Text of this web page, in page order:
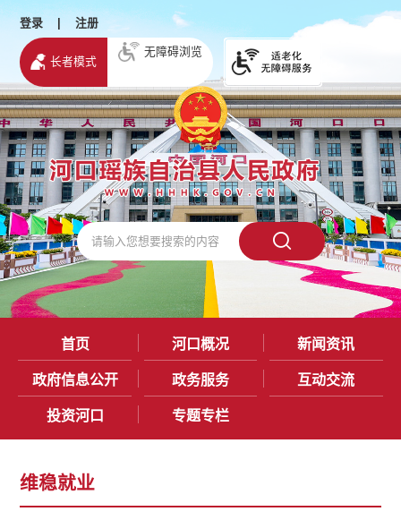
登录 | 注册
长者模式
无障碍浏览
首页 河口概况 新闻资讯
政府信息公开 政务服务 互动交流
投资河口 专题专栏
维稳就业